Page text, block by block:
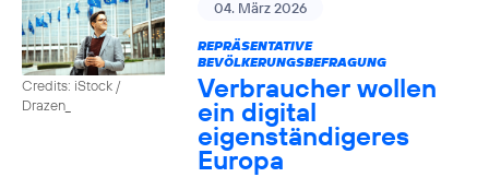
Credits: iStock /
Drazen_
04. März 2026
REPRÄSENTATIVE
BEVÖLKERUNGSBEFRAGUNG
Verbraucher wollen
ein digital
eigenständigeres
Europa